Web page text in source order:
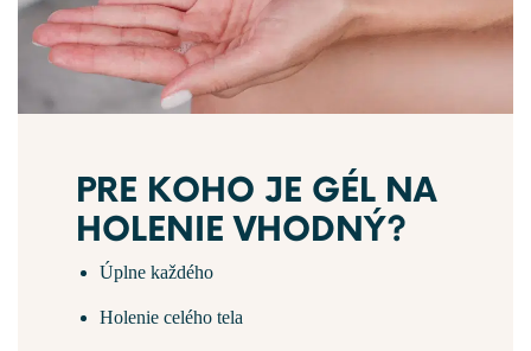
PRE KOHO JE GÉL NA
HOLENIE VHODNÝ?
Úplne každého
Holenie celého tela